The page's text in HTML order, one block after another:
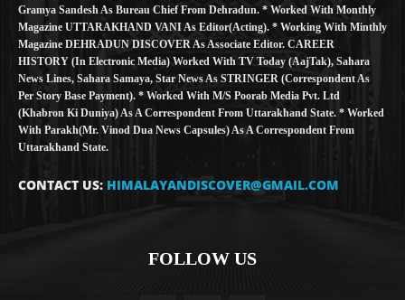
Gramya Sandesh As Bureau Chief From Dehradun. * Worked With Monthly
Magazine UTTARAKHAND VANI As Editor(Acting). * Working With Minthly
Magazine DEHRADUN DISCOVER As Associate Editor. CAREER
HISTORY (in Electronic Media) Worked With TV Today (AajTak), Sahara
News Lines, Sahara Samaya, Star News As STRINGER (Correspondent As
Per Story Base Payment). * Worked With M/S Poorab Media Pvt. Ltd
(Khabron Ki Duniya) As A Correspondent From Uttarakhand State. * Worked
With Parakh(Mr. Vinod Dua News Capsules) As A Correspondent From
Uttarakhand State.
CONTACT US: HIMALAYANDISCOVER@GMAIL.COM
FOLLOW US